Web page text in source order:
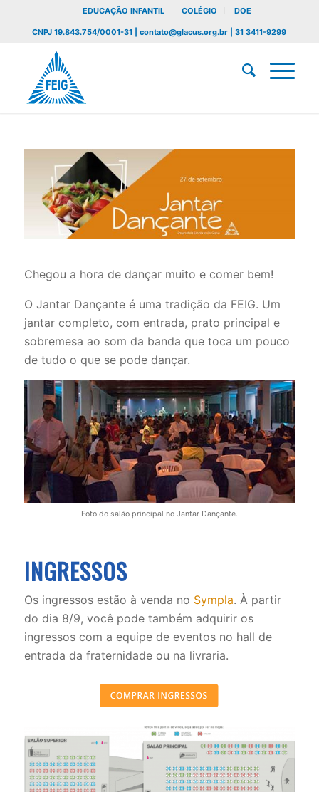
EDUCAÇÃO INFANTIL COLÉGIO DOE
CNPJ 19.843.754/0001-31 | contato@glacus.org.br | 31 3411-9299
Chegou a hora de dançar muito e comer bem!
O Jantar Dançante é uma tradição da FEIG. Um
jantar completo, com entrada, prato principal e
sobremesa ao som da banda que toca um pouco
de tudo o que se pode dançar.
Foto do salão principal no Jantar Dançante.
INGRESSOS
Os ingressos estão à venda no Sympla. À partir
do dia 8/9, você pode também adquirir os
ingressos com a equipe de eventos no hall de
entrada da fraternidade ou na livraria.